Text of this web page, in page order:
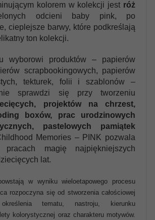
kolorem w kolekcji jest róż
odcieni baby pink, po
cieplejsze barwy, które podkreślają
ton kolekcji.
wyborowi produktów – papierów
scrapbookingowych, papierów
tekturek, folii i szablonów –
sprawdzi się przy tworzeniu
projektów na chrzest,
boxów, prac urodzinowych
pastelowych pamiątek
Memories – PINK pozwala
magię najpiękniejszych
lat.
w wyniku wieloetapowego procesu
rozpoczyna się od stworzenia całościowej
tematu, nastroju, kierunku
kolorystycznej oraz charakteru motywów.